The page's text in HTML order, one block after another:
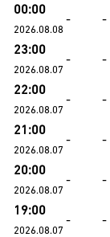
00:00
2026.08.08
- -
23:00
2026.08.07
- -
22:00
2026.08.07
- -
21:00
2026.08.07
- -
20:00
2026.08.07
- -
19:00
2026.08.07
- -